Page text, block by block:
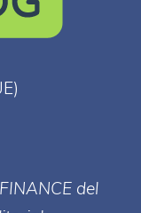
del